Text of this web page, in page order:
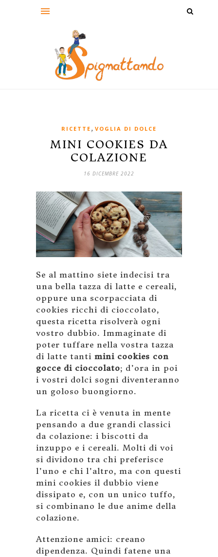
RICETTE , VOGLIA DI DOLCE
MINI COOKIES DA
COLAZIONE
16 DICEMBRE 2022
Se al mattino siete indecisi tra
una bella tazza di latte e cereali,
oppure una scorpacciata di
cookies ricchi di cioccolato,
questa ricetta risolverà ogni
vostro dubbio. Immaginate di
poter tuffare nella vostra tazza
di latte tanti mini cookies con
gocce di cioccolato; d’ora in poi
i vostri dolci sogni diventeranno
un goloso buongiorno.
La ricetta ci è venuta in mente
pensando a due grandi classici
da colazione: i biscotti da
inzuppo e i cereali. Molti di voi
si dividono tra chi preferisce
l’uno e chi l’altro, ma con questi
mini cookies il dubbio viene
dissipato e, con un unico tuffo,
si combinano le due anime della
colazione.
Attenzione amici: creano
dipendenza. Quindi fatene una